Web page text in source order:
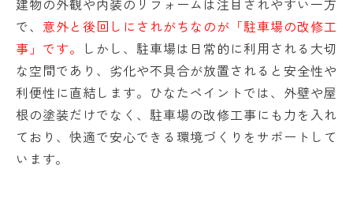
建物の外観や内装のリフォームは注目されやすい一方
で、 意外と後回しにされがちなのが「駐車場の改修工
事」です。
しかし、駐車場は日常的に利用される大切
な空間であり、劣化や不具合が放置されると安全性や
利便性に直結します。ひなたペイントでは、外壁や屋
根の塗装だけでなく、駐車場の改修工事にも力を入れ
ており、快適で安心できる環境づくりをサポートして
います。